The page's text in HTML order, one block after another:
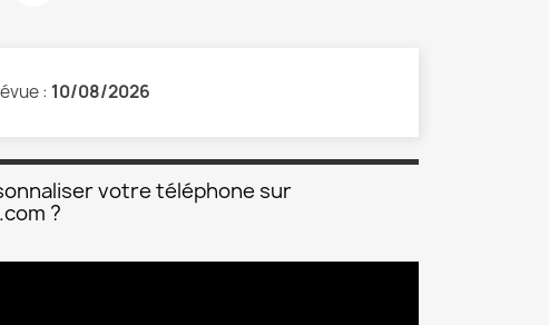
: 10/08/2026
votre téléphone sur
?